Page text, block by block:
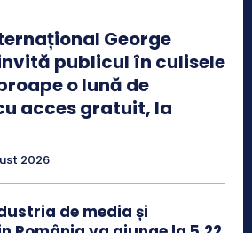
George
publicul în culisele
o lună de
acces gratuit, la
2026
de media și